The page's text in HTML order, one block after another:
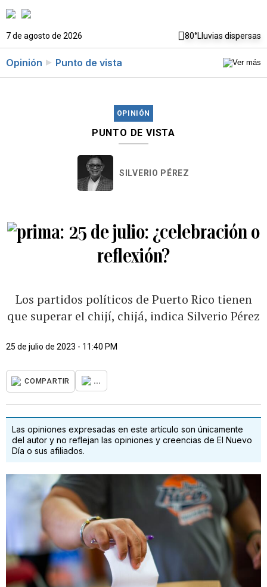
7 de agosto de 2026 80°Lluvias dispersas
Opinión Punto de vista
OPINIÓN
PUNTO DE VISTA
SILVERIO PÉREZ
25 de julio: ¿celebración o
reflexión?
Los partidos políticos de Puerto Rico tienen
que superar el chijí, chijá, indica Silverio Pérez
25 de julio de 2023 - 11:40 PM
COMPARTIR ...
Las opiniones expresadas en este artículo son únicamente
del autor y no reflejan las opiniones y creencias de El Nuevo
Día o sus afiliados.